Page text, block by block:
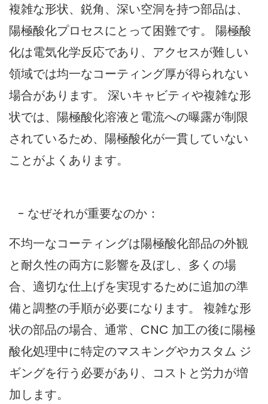
複雑な形状、鋭角、深い空洞を持つ部品は、
陽極酸化プロセスにとって困難です。 陽極酸
化は電気化学反応であり、アクセスが難しい
領域では均一なコーティング厚が得られない
場合があります。 深いキャビティや複雑な形
状では、陽極酸化溶液と電流への曝露が制限
されているため、陽極酸化が一貫していない
ことがよくあります。
- なぜそれが重要なのか：
不均一なコーティングは陽極酸化部品の外観
と耐久性の両方に影響を及ぼし、多くの場
合、適切な仕上げを実現するために追加の準
備と調整の手順が必要になります。 複雑な形
状の部品の場合、通常、CNC 加工の後に陽極
酸化処理中に特定のマスキングやカスタム ジ
ギングを行う必要があり、コストと労力が増
加します。